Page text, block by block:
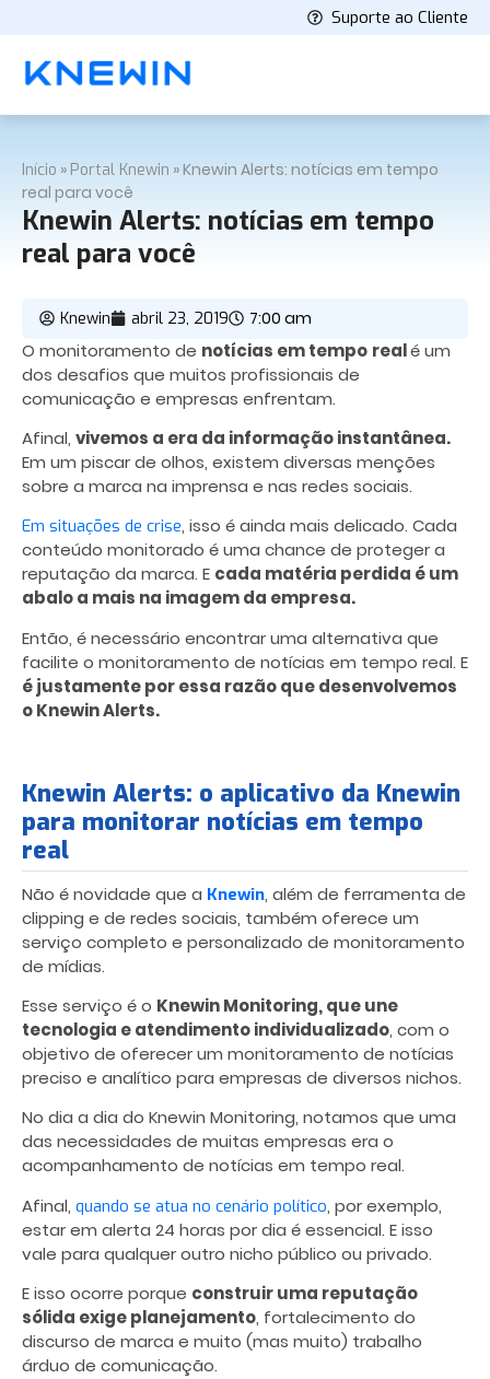
Suporte ao Cliente
Início » Portal Knewin »Knewin Alerts: notícias em tempo
real para você
Knewin Alerts: notícias em tempo
real para você
Knewin abril 23, 2019 7:00 am
O monitoramento de notícias em tempo realé um
dos desafios que muitos profissionais de
comunicação e empresas enfrentam.
Afinal, vivemos a era da informação instantânea.
Em um piscar de olhos, existem diversas menções
sobre a marca na imprensa e nas redes sociais.
Em situações de crise, isso é ainda mais delicado. Cada
conteúdo monitorado é uma chance de proteger a
reputação da marca. E cada matéria perdida é um
abalo a mais na imagem da empresa.
Então, é necessário encontrar uma alternativa que
facilite o monitoramento de notícias em tempo real. E
é justamente por essa razão que desenvolvemos
o Knewin Alerts.
Knewin Alerts: o aplicativo da Knewin
para monitorar notícias em tempo
real
Não é novidade que a Knewin, além de ferramenta de
clipping e de redes sociais, também oferece um
serviço completo e personalizado de monitoramento
de mídias.
Esse serviço é o Knewin Monitoring, que une
tecnologia e atendimento individualizado, com o
objetivo de oferecer um monitoramento de notícias
preciso e analítico para empresas de diversos nichos.
No dia a dia do Knewin Monitoring, notamos que uma
das necessidades de muitas empresas era o
acompanhamento de notícias em tempo real.
Afinal, quando se atua no cenário político, por exemplo,
estar em alerta 24 horas por dia é essencial. E isso
vale para qualquer outro nicho público ou privado.
E isso ocorre porque construir uma reputação
sólida exige planejamento, fortalecimento do
discurso de marca e muito (mas muito) trabalho
árduo de comunicação.